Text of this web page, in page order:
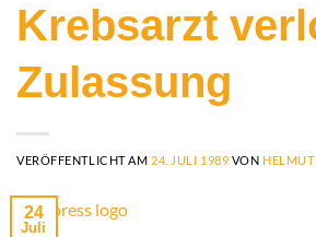
Krebsarzt
Zulassung
VERÖFFENTLICHT AM 24. JULI 1989 VON
24
Juli